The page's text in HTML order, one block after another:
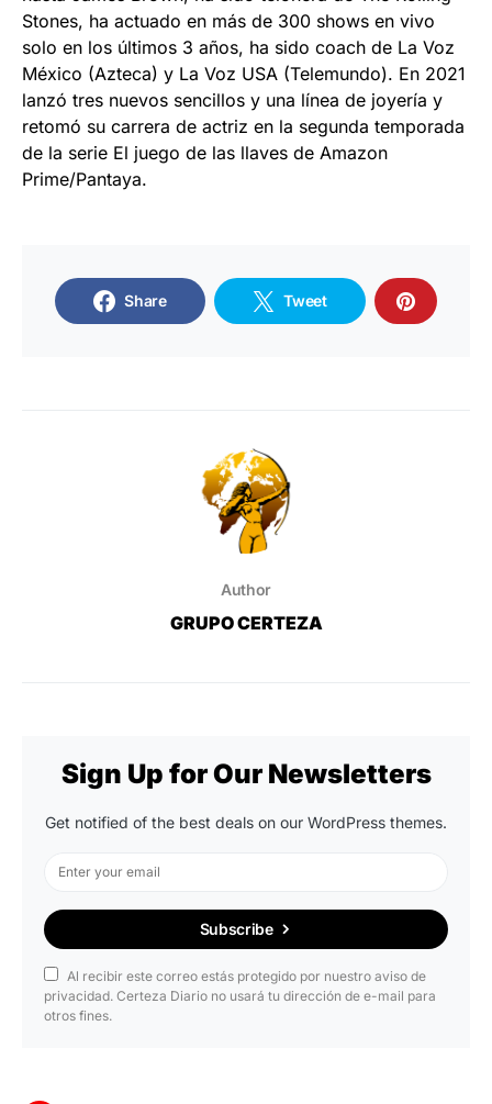
Stones, ha actuado en más de 300 shows en vivo
solo en los últimos 3 años, ha sido coach de La Voz
México (Azteca) y La Voz USA (Telemundo). En 2021
lanzó tres nuevos sencillos y una línea de joyería y
retomó su carrera de actriz en la segunda temporada
de la serie El juego de las llaves de Amazon
Prime/Pantaya.
Share Tweet
Author
GRUPO CERTEZA
Sign Up for Our Newsletters
Get notified of the best deals on our WordPress themes.
Subscribe
Al recibir este correo estás protegido por nuestro aviso de
privacidad. Certeza Diario no usará tu dirección de e-mail para
otros fines.